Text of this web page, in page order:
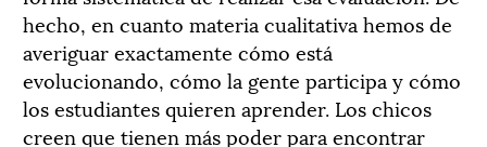
hecho, en cuanto materia cualitativa hemos de
averiguar exactamente cómo está
evolucionando, cómo la gente participa y cómo
los estudiantes quieren aprender. Los chicos
creen que tienen más poder para encontrar